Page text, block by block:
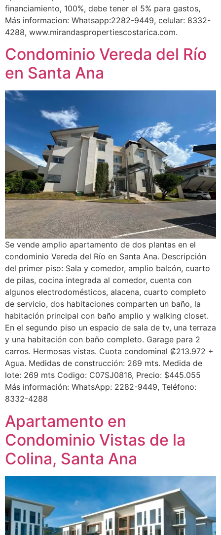
financiamiento, 100%, debe tener el 5% para gastos,
Más informacion: Whatsapp:2282-9449, celular: 8332-
4288, www.mirandaspropertiescostarica.com.
Condominio Vereda del Río
en Santa Ana
Se vende amplio apartamento de dos plantas en el
condominio Vereda del Río en Santa Ana. Descripción
del primer piso: Sala y comedor, amplio balcón, cuarto
de pilas, cocina integrada al comedor, cuenta con
algunos electrodomésticos, alacena, cuarto completo
de servicio, dos habitaciones comparten un baño, la
habitación principal con baño amplio y walking closet.
En el segundo piso un espacio de sala de tv, una terraza
y una habitación con baño completo. Garage para 2
carros. Hermosas vistas. Cuota condominal ₡213.972 +
Agua. Medidas de construcción: 269 mts. Medida de
lote: 269 mts Codigo: C07SJ0816, Precio: $445.055
Más información: WhatsApp: 2282-9449, Teléfono:
8332-4288
Apartamento en
Condominio Vistas de la
Colina, Santa Ana